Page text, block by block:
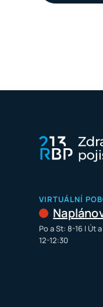
VIRTUÁLNÍ
Po a St: 8-16 I Út
12-12:30